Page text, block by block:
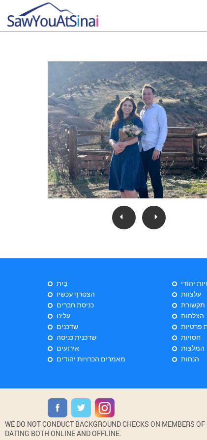
בַּיִת
הצטרף עכשיו
כניסת חברים
עלינו
שדכנים
שדכנית כניסה
אירועים
מאמרים הכרויות יהודים
יהודי
עלצוות
תקשורת
הצלחות
פרטיות
חסויות
המלצות
הנחות
WE DO NOT CONDUCT BACKGROUND CHECKS ON MEMBERS
DATING BOTH ONLINE AND OFFLINE.